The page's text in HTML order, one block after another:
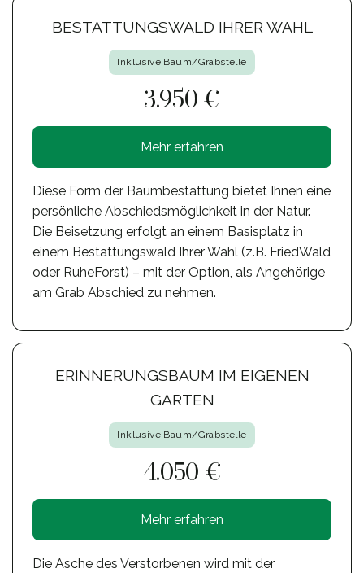
BESTATTUNGSWALD IHRER WAHL
Inklusive Baum/Grabstelle
3.950 €
Mehr erfahren
Diese Form der Baumbestattung bietet Ihnen eine
persönliche Abschiedsmöglichkeit in der Natur.
Die Beisetzung erfolgt an einem Basisplatz in
einem Bestattungswald Ihrer Wahl (z.B. FriedWald
oder RuheForst) – mit der Option, als Angehörige
am Grab Abschied zu nehmen.
ERINNERUNGSBAUM IM EIGENEN
GARTEN
Inklusive Baum/Grabstelle
4.050 €
Mehr erfahren
Die Asche des Verstorbenen wird mit der